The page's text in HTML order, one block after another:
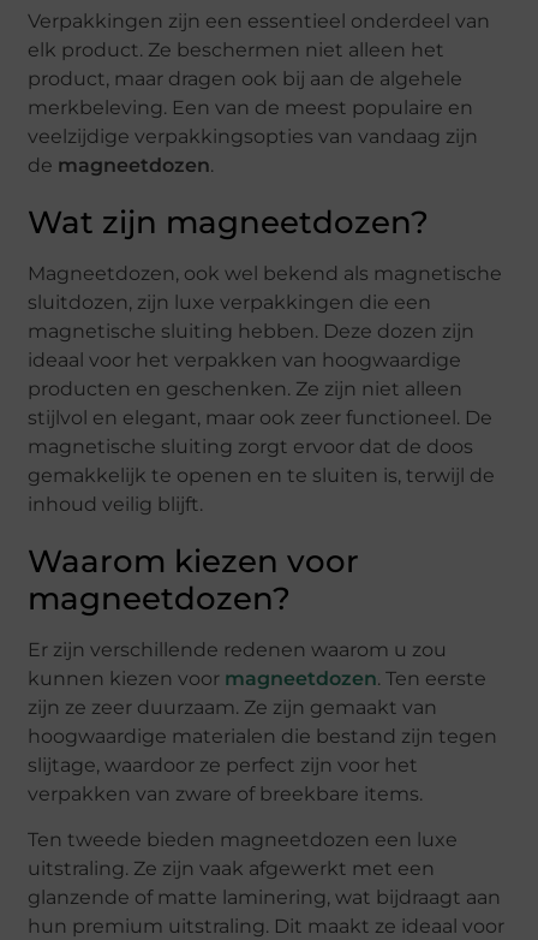
Verpakkingen zijn een essentieel onderdeel van
elk product. Ze beschermen niet alleen het
product, maar dragen ook bij aan de algehele
merkbeleving. Een van de meest populaire en
veelzijdige verpakkingsopties van vandaag zijn
de magneetdozen.
Wat zijn magneetdozen?
Magneetdozen, ook wel bekend als magnetische
sluitdozen, zijn luxe verpakkingen die een
magnetische sluiting hebben. Deze dozen zijn
ideaal voor het verpakken van hoogwaardige
producten en geschenken. Ze zijn niet alleen
stijlvol en elegant, maar ook zeer functioneel. De
magnetische sluiting zorgt ervoor dat de doos
gemakkelijk te openen en te sluiten is, terwijl de
inhoud veilig blijft.
Waarom kiezen voor
magneetdozen?
Er zijn verschillende redenen waarom u zou
kunnen kiezen voor magneetdozen. Ten eerste
zijn ze zeer duurzaam. Ze zijn gemaakt van
hoogwaardige materialen die bestand zijn tegen
slijtage, waardoor ze perfect zijn voor het
verpakken van zware of breekbare items.
Ten tweede bieden magneetdozen een luxe
uitstraling. Ze zijn vaak afgewerkt met een
glanzende of matte laminering, wat bijdraagt aan
hun premium uitstraling. Dit maakt ze ideaal voor